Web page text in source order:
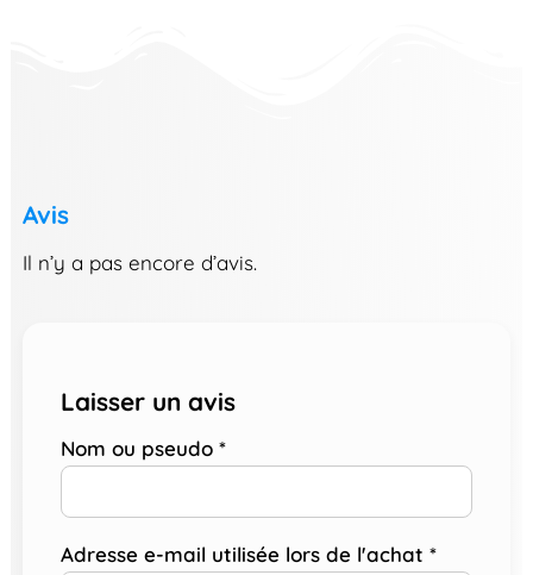
Avis
Il n’y a pas encore d’avis.
Laisser un avis
Nom ou pseudo *
Adresse e-mail utilisée lors de l'achat *